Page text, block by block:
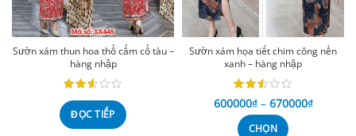
Sườn xám thun hoa thổ cẩm cổ tàu –
hàng nhập
ĐỌC TIẾP
Sườn xám họa tiết chim công nền
xanh – hàng nhập
600000₫ – 670000₫
CHỌN